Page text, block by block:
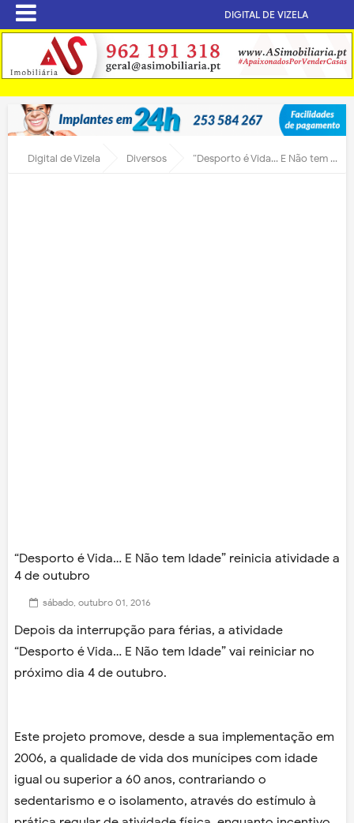
DIGITAL DE VIZELA
Digital de Vizela Diversos “Desporto é Vida… E Não tem Idade” reinicia atividade a 4 de outubro
“Desporto é Vida… E Não tem Idade” reinicia atividade a
4 de outubro
sábado, outubro 01, 2016
Depois da interrupção para férias, a atividade
“Desporto é Vida… E Não tem Idade” vai reiniciar no
próximo dia 4 de outubro.
Este projeto promove, desde a sua implementação em
2006, a qualidade de vida dos munícipes com idade
igual ou superior a 60 anos, contrariando o
sedentarismo e o isolamento, através do estímulo à